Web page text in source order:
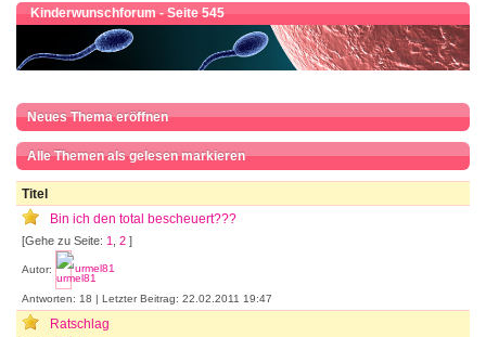
Kinderwunschforum - Seite 545
Neues Thema eröffnen
Alle Themen als gelesen markieren
Titel
Bin ich den total bescheuert???
[Gehe zu Seite: 1 2 ]
Autor: urmel81
Antworten: 18 | Letzter Beitrag: 22.02.2011 19:47
Ratschlag